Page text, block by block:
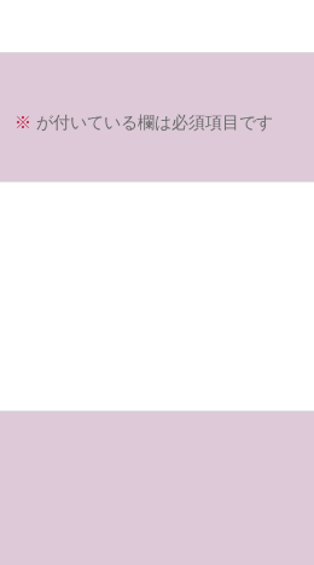
※ が付いている欄は必須項目です